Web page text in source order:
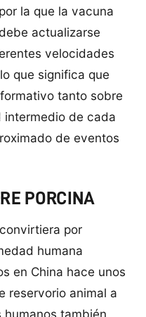
la que la vacuna
actualizarse
velocidades
que significa que
tanto sobre
intermedio de cada
de eventos
PORCINA
por
humana
en China hace unos
reservorio animal a
humanos también